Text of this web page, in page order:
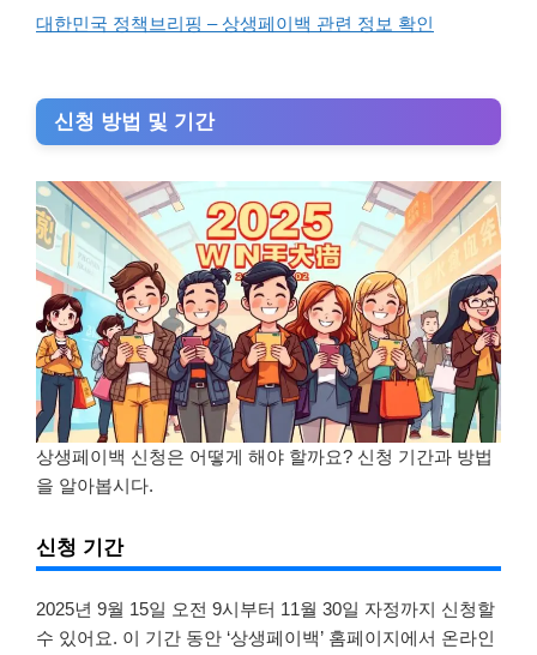
대한민국 정책브리핑 – 상생페이백 관련 정보 확인
신청 방법 및 기간
상생페이백 신청은 어떻게 해야 할까요? 신청 기간과 방법
을 알아봅시다.
신청 기간
2025년 9월 15일 오전 9시부터 11월 30일 자정까지 신청할
수 있어요. 이 기간 동안 ‘상생페이백’ 홈페이지에서 온라인